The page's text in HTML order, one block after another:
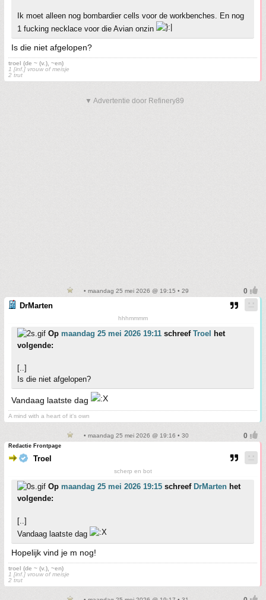
Ik moet alleen nog bombardier cells voor de workbenches. En nog
1 fucking necklace voor die Avian onzin
Is die niet afgelopen?
troel (de ~ (v.), ~en)
1 [inf.] vrouw of meisje
2 trut
▼ Advertentie door Refinery89
• maandag 25 mei 2026 @ 19:15 • 29
DrMarten
hhhmmmm
Op maandag 25 mei 2026 19:11 schreef Troel
het
volgende:
[..]
Is die niet afgelopen?
Vandaag laatste dag
A mind with a heart of it's own
• maandag 25 mei 2026 @ 19:16 • 30
Redactie Frontpage
Troel
scherp en bot
Op maandag 25 mei 2026 19:15 schreef DrMarten het
volgende:
[..]
Vandaag laatste dag
Hopelijk vind je m nog!
troel (de ~ (v.), ~en)
1 [inf.] vrouw of meisje
2 trut